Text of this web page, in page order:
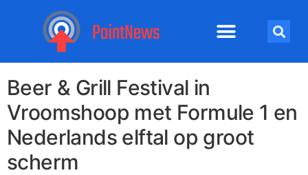
Beer & Grill Festival in
Vroomshoop met Formule 1 en
Nederlands elftal op groot
scherm